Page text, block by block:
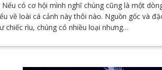
có cơ hội mình nghĩ chúng cũng là một
về loài cá cảnh này thôi nào. Nguồn gốc và
chiếc rìu, chúng có nhiều loại nhưng…